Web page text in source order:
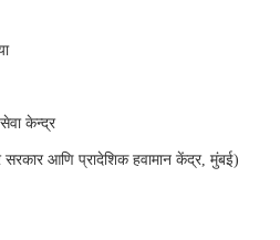
सेवा केन्द्र
सरकार आणि प्रादेशिक हवामान केंद्र, मुंबई)